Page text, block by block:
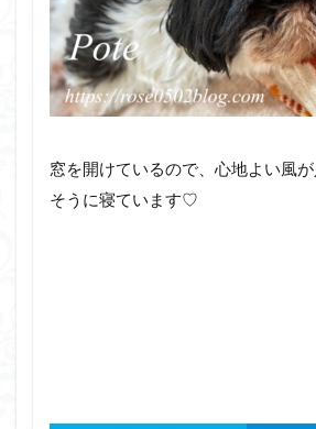
窓を開けているので、心地よい風
そうに寝ています♡